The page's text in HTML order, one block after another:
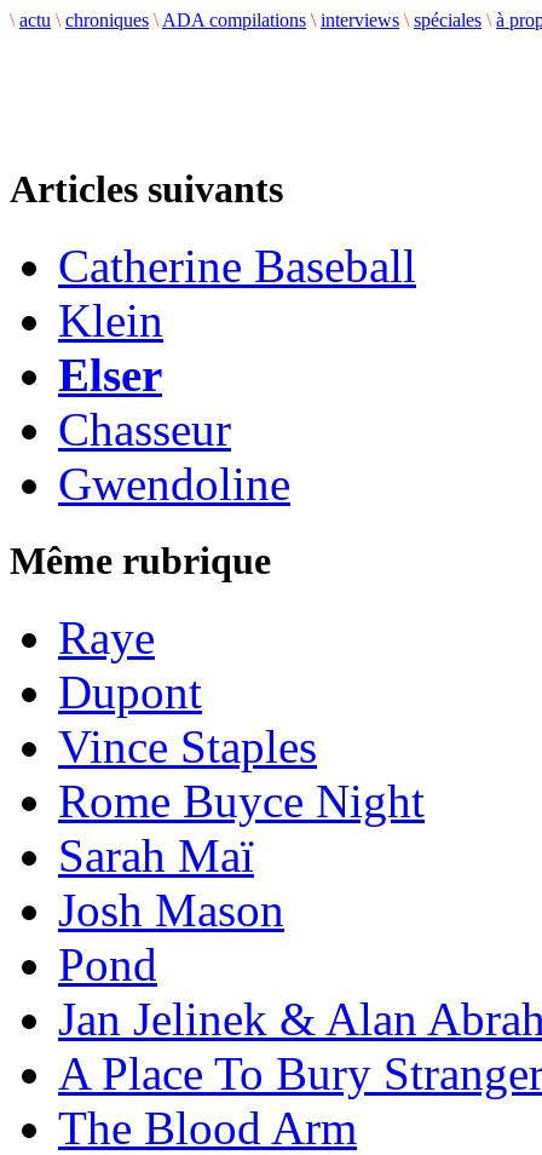
\ actu \ chroniques \ ADA compilations \ interviews \ spéciales \ à
Articles suivants
Catherine Baseball
Klein
Elser
Chasseur
Gwendoline
Même rubrique
Raye
Dupont
Vince Staples
Rome Buyce Night
Sarah Maï
Josh Mason
Pond
Jan Jelinek & Alan
A Place To Bury
The Blood Arm